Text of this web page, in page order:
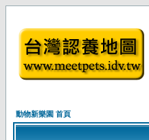
動物新樂園 首頁